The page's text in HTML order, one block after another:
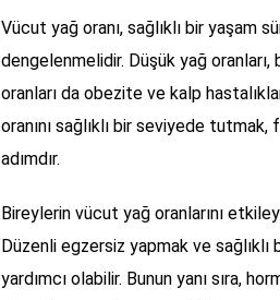
Vücut yağ oranı, sağlıklı bir yaşam
dengelenmelidir. Düşük yağ oranları,
oranları da obezite ve kalp
oranını sağlıklı bir seviyede
adımdır.
Bireylerin vücut yağ oranlarını
Düzenli egzersiz yapmak ve
yardımcı olabilir. Bunun yanı sıra,